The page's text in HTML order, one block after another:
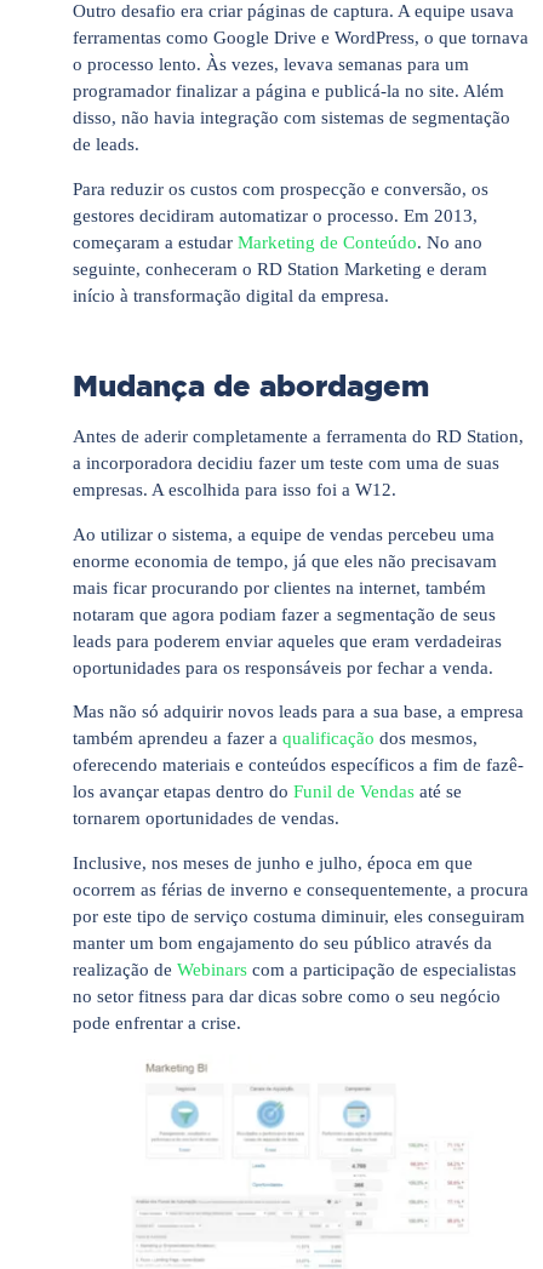
Outro desafio era criar páginas de captura. A equipe usava
ferramentas como Google Drive e WordPress, o que tornava
o processo lento. Às vezes, levava semanas para um
programador finalizar a página e publicá-la no site. Além
disso, não havia integração com sistemas de segmentação
de leads.
Para reduzir os custos com prospecção e conversão, os
gestores decidiram automatizar o processo. Em 2013,
começaram a estudar Marketing de Conteúdo. No ano
seguinte, conheceram o RD Station Marketing e deram
início à transformação digital da empresa.
Mudança de abordagem
Antes de aderir completamente a ferramenta do RD Station,
a incorporadora decidiu fazer um teste com uma de suas
empresas. A escolhida para isso foi a W12.
Ao utilizar o sistema, a equipe de vendas percebeu uma
enorme economia de tempo, já que eles não precisavam
mais ficar procurando por clientes na internet, também
notaram que agora podiam fazer a segmentação de seus
leads para poderem enviar aqueles que eram verdadeiras
oportunidades para os responsáveis por fechar a venda.
Mas não só adquirir novos leads para a sua base, a empresa
também aprendeu a fazer a qualificação dos mesmos,
oferecendo materiais e conteúdos específicos a fim de fazê-
los avançar etapas dentro do Funil de Vendas até se
tornarem oportunidades de vendas.
Inclusive, nos meses de junho e julho, época em que
ocorrem as férias de inverno e consequentemente, a procura
por este tipo de serviço costuma diminuir, eles conseguiram
manter um bom engajamento do seu público através da
realização de Webinars com a participação de especialistas
no setor fitness para dar dicas sobre como o seu negócio
pode enfrentar a crise.